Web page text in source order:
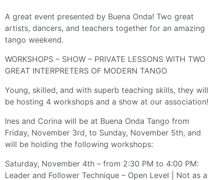
A great event presented by Buena Onda! Two great
artists, dancers, and teachers together for an amazing
tango weekend.
WORKSHOPS – SHOW – PRIVATE LESSONS WITH TWO
GREAT INTERPRETERS OF MODERN TANGO
Young, skilled, and with superb teaching skills, they will
be hosting 4 workshops and a show at our association!
Ines and Corina will be at Buena Onda Tango from
Friday, November 3rd, to Sunday, November 5th, and
will be holding the following workshops:
Saturday, November 4th – from 2:30 PM to 4:00 PM:
Leader and Follower Technique – Open Level | Not as a